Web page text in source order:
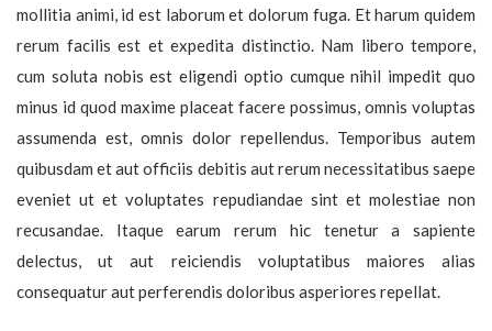
mollitia animi, id est laborum et dolorum fuga. Et harum quidem
rerum facilis est et expedita distinctio. Nam libero tempore,
cum soluta nobis est eligendi optio cumque nihil impedit quo
minus id quod maxime placeat facere possimus, omnis voluptas
assumenda est, omnis dolor repellendus. Temporibus autem
quibusdam et aut officiis debitis aut rerum necessitatibus saepe
eveniet ut et voluptates repudiandae sint et molestiae non
recusandae. Itaque earum rerum hic tenetur a sapiente
delectus, ut aut reiciendis voluptatibus maiores alias
consequatur aut perferendis doloribus asperiores repellat.